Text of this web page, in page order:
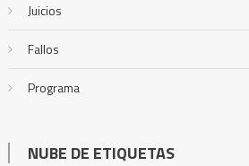
Juicios
Fallos
Programa
NUBE DE ETIQUETAS